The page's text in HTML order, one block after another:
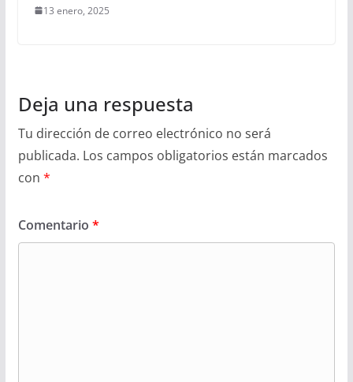
13 enero, 2025
Deja una respuesta
Tu dirección de correo electrónico no será
publicada. Los campos obligatorios están marcados
con *
Comentario *